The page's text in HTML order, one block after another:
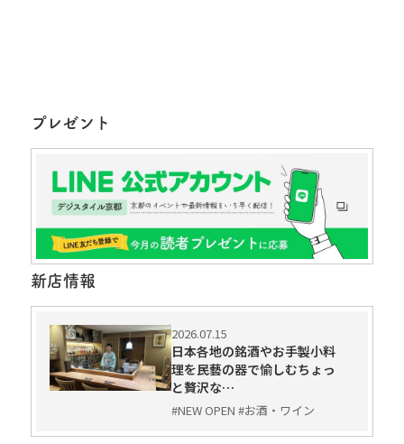
プレゼント
新店情報
2026.07.15
日本各地の銘酒やお手製小料
理を民藝の器で愉しむちょっ
と贅沢な…
#NEW OPEN #お酒・ワイン